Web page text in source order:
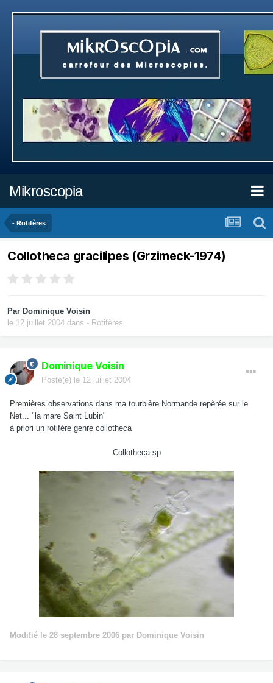
Mikroscopia
- Rotifères
Collotheca gracilipes (Grzimeck-1974)
Par Dominique Voisin
le 12 juillet 2004 dans - Rotifères
Dominique Voisin
Posté(e) le 12 juillet 2004
Premières observations dans ma tourbière Normande repèrée sur le
Net... "la mare Saint Lubin"
à priori un rotifère genre collotheca
Collotheca sp
Modifié le 28 septembre 2006 par Dominique Voisin